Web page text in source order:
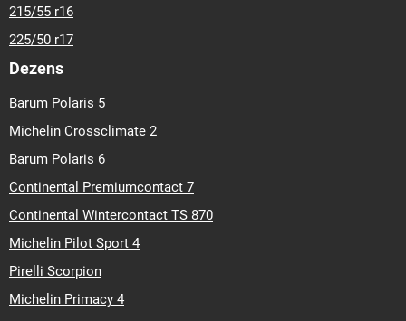
215/55 r16
225/50 r17
Dezens
Barum Polaris 5
Michelin Crossclimate 2
Barum Polaris 6
Continental Premiumcontact 7
Continental Wintercontact TS 870
Michelin Pilot Sport 4
Pirelli Scorpion
Michelin Primacy 4